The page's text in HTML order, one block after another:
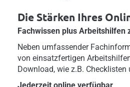
Die Stärken Ihres
Fachwissen plus Arbeitshilfen
Neben umfassender
von einsatzfertigen
Download, wie z.B. Checklisten